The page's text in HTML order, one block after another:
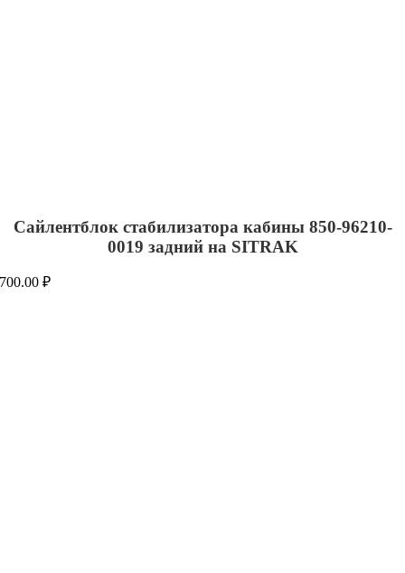
Сайлентблок стабилизатора кабины 850-96210-
0019 задний на SITRAK
700.00₽